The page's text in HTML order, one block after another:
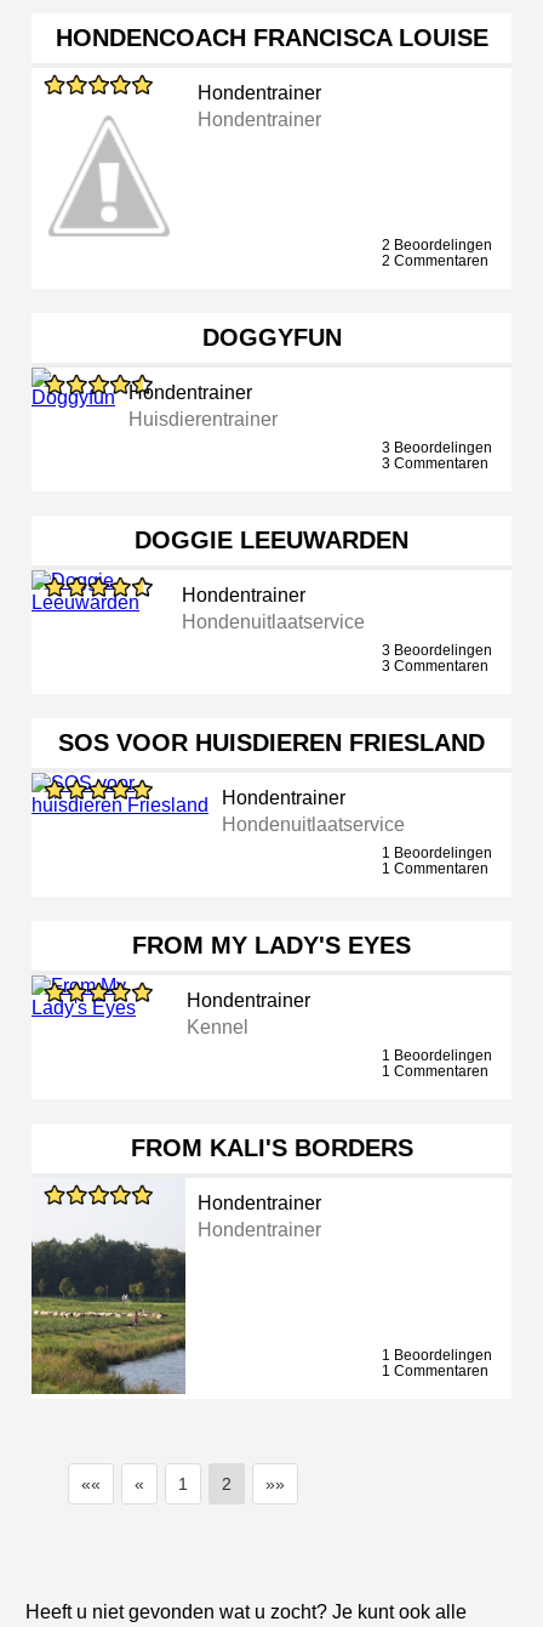
HONDENCOACH FRANCISCA LOUISE
Hondentrainer
Hondentrainer
2 Beoordelingen
2 Commentaren
DOGGYFUN
Hondentrainer
Huisdierentrainer
3 Beoordelingen
3 Commentaren
DOGGIE LEEUWARDEN
Hondentrainer
Hondenuitlaatservice
3 Beoordelingen
3 Commentaren
SOS VOOR HUISDIEREN FRIESLAND
Hondentrainer
Hondenuitlaatservice
1 Beoordelingen
1 Commentaren
FROM MY LADY'S EYES
Hondentrainer
Kennel
1 Beoordelingen
1 Commentaren
FROM KALI'S BORDERS
Hondentrainer
Hondentrainer
1 Beoordelingen
1 Commentaren
«« « 1 2 »»
Heeft u niet gevonden wat u zocht? Je kunt ook alle